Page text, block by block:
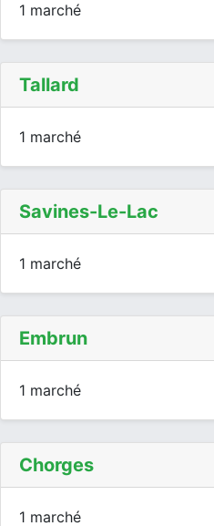
1 marché
Tallard
1 marché
Savines-Le-Lac
1 marché
Embrun
1 marché
Chorges
1 marché